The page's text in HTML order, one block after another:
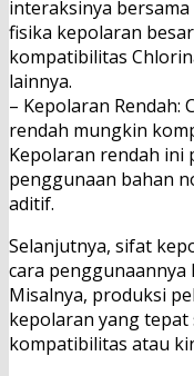
interaksinya
fisika kepolaran
kompatibilitas
lainnya.
– Kepolaran
rendah mungkin
Kepolaran rendah ini
penggunaan bahan
aditif.
Selanjutnya, sifat
cara
Misalnya, produksi
kepolaran yang
kompatibilitas atau